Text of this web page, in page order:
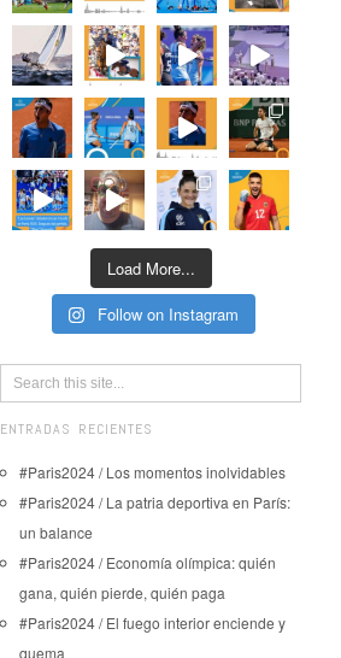
Load More...
Follow on Instagram
ENTRADAS RECIENTES
#Paris2024 / Los momentos inolvidables
#Paris2024 / La patria deportiva en París:
un balance
#Paris2024 / Economía olímpica: quién
gana, quién pierde, quién paga
#Paris2024 / El fuego interior enciende y
quema